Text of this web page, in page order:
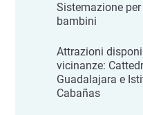
Sistemazione
bambini
Attrazioni
vicinanze:
Guadalajara e
Cabañas